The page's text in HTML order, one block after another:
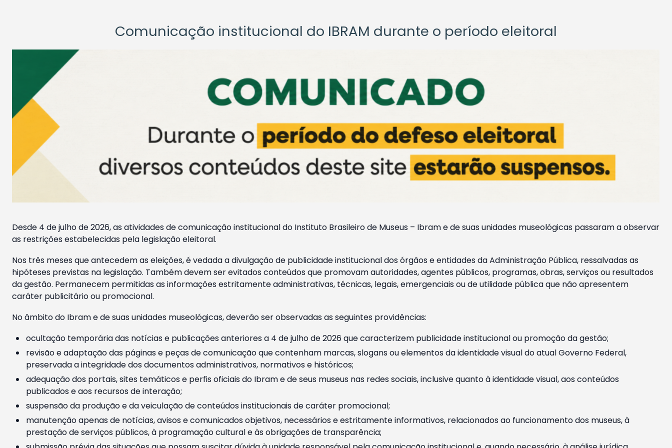
Comunicação institucional do IBRAM durante o período eleitoral
Desde 4 de julho de 2026, as atividades de comunicação institucional do Instituto Brasileiro de Museus – Ibram e de suas unidades museológicas passaram a observar
as restrições estabelecidas pela legislação eleitoral.
Nos três meses que antecedem as eleições, é vedada a divulgação de publicidade institucional dos órgãos e entidades da Administração Pública, ressalvadas as
hipóteses previstas na legislação. Também devem ser evitados conteúdos que promovam autoridades, agentes públicos, programas, obras, serviços ou resultados
da gestão. Permanecem permitidas as informações estritamente administrativas, técnicas, legais, emergenciais ou de utilidade pública que não apresentem
caráter publicitário ou promocional.
No âmbito do Ibram e de suas unidades museológicas, deverão ser observadas as seguintes providências:
ocultação temporária das notícias e publicações anteriores a 4 de julho de 2026 que caracterizem publicidade institucional ou promoção da gestão;
revisão e adaptação das páginas e peças de comunicação que contenham marcas, slogans ou elementos da identidade visual do atual Governo Federal,
preservada a integridade dos documentos administrativos, normativos e históricos;
adequação dos portais, sites temáticos e perfis oficiais do Ibram e de seus museus nas redes sociais, inclusive quanto à identidade visual, aos conteúdos
publicados e aos recursos de interação;
suspensão da produção e da veiculação de conteúdos institucionais de caráter promocional;
manutenção apenas de notícias, avisos e comunicados objetivos, necessários e estritamente informativos, relacionados ao funcionamento dos museus, à
prestação de serviços públicos, à programação cultural e às obrigações de transparência;